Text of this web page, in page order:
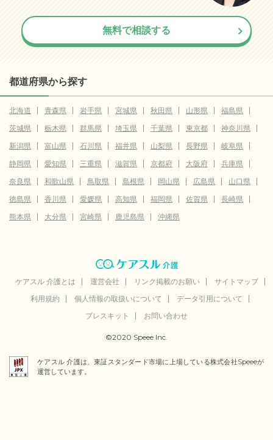
無料で相談する
都道府県から探す
北海道 青森県 岩手県 宮城県 秋田県 山形県
福島県
茨城県
栃木県 群馬県 埼玉県 千葉県 東京都
神奈川県
新潟県
富山県 石川県 福井県 山梨県 長野県
岐阜県
静岡県
愛知県 三重県 滋賀県 京都府 大阪府
兵庫県
奈良県
和歌山県 鳥取県 島根県 岡山県 広島県
山口県
徳島県
香川県 愛媛県 高知県 福岡県 佐賀県
長崎県
熊本県
大分県 宮崎県 鹿児島県 沖縄県
ケアスル 介護とは 運営会社 リンク掲載のお願い
サイトマップ
利用規約
個人情報の取扱いについて
データ引用について
プレスキット
お問い合わせ
©2020 Speee Inc.
ケアスル 介護は、東証スタンダード市場に上場している株式会社Speeeが
運営しています。